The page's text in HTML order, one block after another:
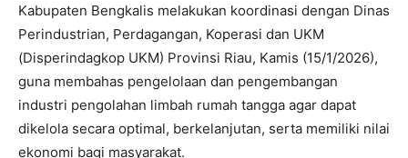
Kabupaten Bengkalis melakukan koordinasi dengan Dinas
Perindustrian, Perdagangan, Koperasi dan UKM
(Disperindagkop UKM) Provinsi Riau, Kamis (15/1/2026),
guna membahas pengelolaan dan pengembangan
industri pengolahan limbah rumah tangga agar dapat
dikelola secara optimal, berkelanjutan, serta memiliki nilai
ekonomi bagi masyarakat.